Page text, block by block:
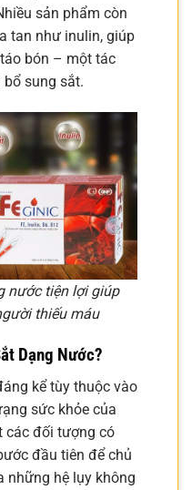
sản phẩm còn
tan như inulin, giúp
bón – một tác
sung sắt.
nước tiện lợi giúp
thiếu máu
Dạng Nước?
kể tùy thuộc vào
sức khỏe của
các đối tượng có
đầu tiên để chủ
những hệ lụy không